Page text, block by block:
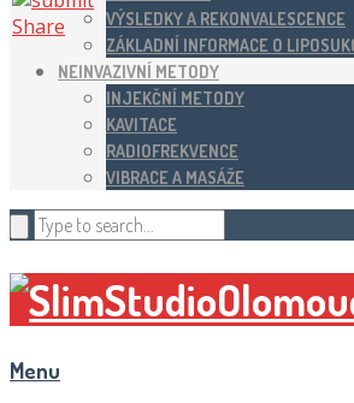
VÝSLEDKY A REKONVALESCENCE
ZÁKLADNÍ INFORMACE O
NEINVAZIVNÍ METODY
INJEKČNÍ METODY
KAVITACE
RADIOFREKVENCE
VIBRACE A MASÁŽE
Menu
Share